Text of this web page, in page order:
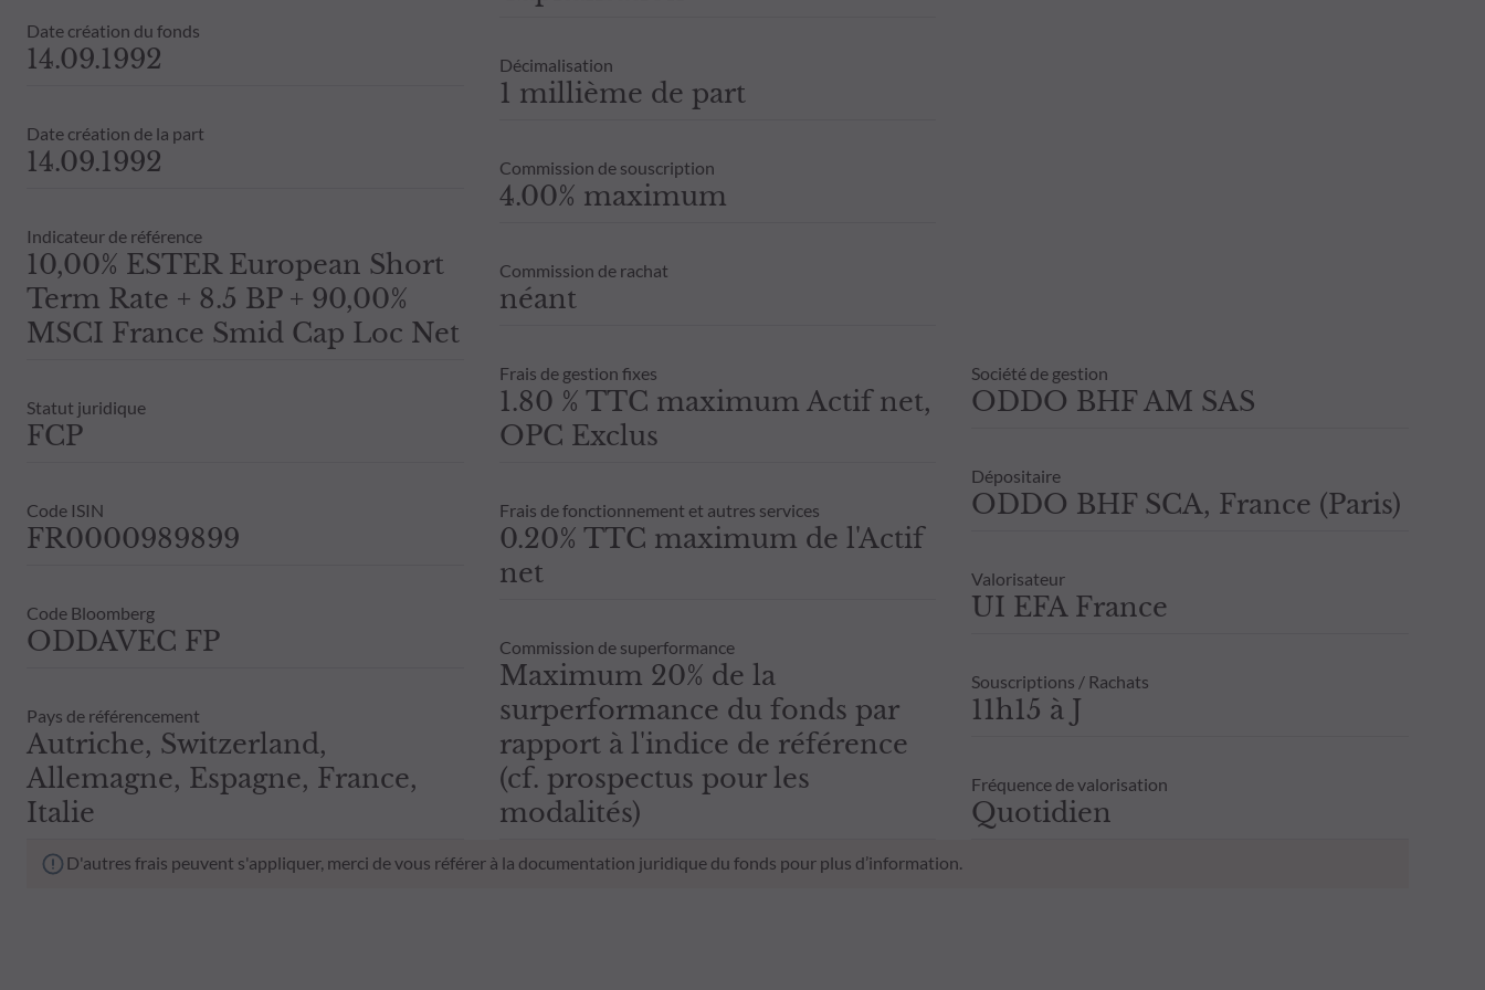
Date création du fonds
14.09.1992
Date création de la part
14.09.1992
Indicateur de référence
10,00% ESTER European Short
Term Rate + 8.5 BP + 90,00%
MSCI France Smid Cap Loc Net
Statut juridique
FCP
Code ISIN
FR0000989899
Code Bloomberg
ODDAVEC FP
Pays de référencement
Autriche, Switzerland,
Allemagne, Espagne, France,
Italie
Décimalisation
1 millième de part
Commission de souscription
4.00% maximum
Commission de rachat
néant
Frais de gestion fixes
1.80 % TTC maximum Actif net,
OPC Exclus
Frais de fonctionnement et autres services
0.20% TTC maximum de l'Actif
net
Commission de superformance
Maximum 20% de la
surperformance du fonds par
rapport à l'indice de référence
(cf. prospectus pour les
modalités)
Société de gestion
ODDO BHF AM SAS
Dépositaire
ODDO BHF SCA, France (Paris)
Valorisateur
UI EFA France
Souscriptions / Rachats
11h15 à J
Fréquence de valorisation
Quotidien
D'autres frais peuvent s'appliquer, merci de vous référer à la documentation juridique du fonds pour plus d’information.